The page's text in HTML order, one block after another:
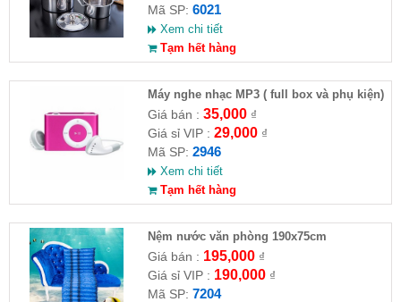
Mã SP: 6021
Xem chi tiết
Tạm hết hàng
Máy nghe nhạc MP3 ( full box và phụ kiện)
Giá bán : 35,000₫
Giá sỉ VIP : 29,000₫
Mã SP: 2946
Xem chi tiết
Tạm hết hàng
Nệm nước văn phòng 190x75cm
Giá bán : 195,000₫
Giá sỉ VIP : 190,000₫
Mã SP: 7204